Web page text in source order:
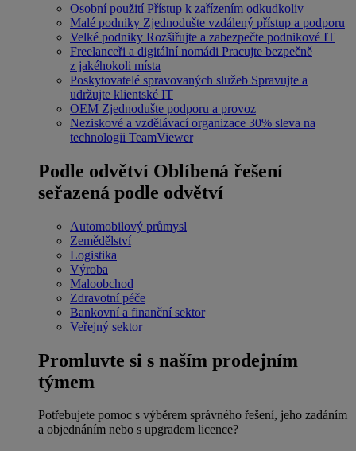
Osobní použití Přístup k zařízením odkudkoliv
Malé podniky Zjednodušte vzdálený přístup a podporu
Velké podniky Rozšiřujte a zabezpečte podnikové IT
Freelanceři a digitální nomádi Pracujte bezpečně
z jakéhokoli místa
Poskytovatelé spravovaných služeb Spravujte a
udržujte klientské IT
OEM Zjednodušte podporu a provoz
Neziskové a vzdělávací organizace 30% sleva na
technologii TeamViewer
Podle odvětví Oblíbená řešení
seřazená podle odvětví
Automobilový průmysl
Zemědělství
Logistika
Výroba
Maloobchod
Zdravotní péče
Bankovní a finanční sektor
Veřejný sektor
Promluvte si s naším prodejním
týmem
Potřebujete pomoc s výběrem správného řešení, jeho zadáním
a objednáním nebo s upgradem licence?